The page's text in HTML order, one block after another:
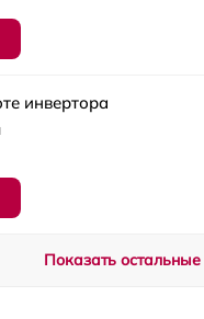
инвертора
Показать остальные